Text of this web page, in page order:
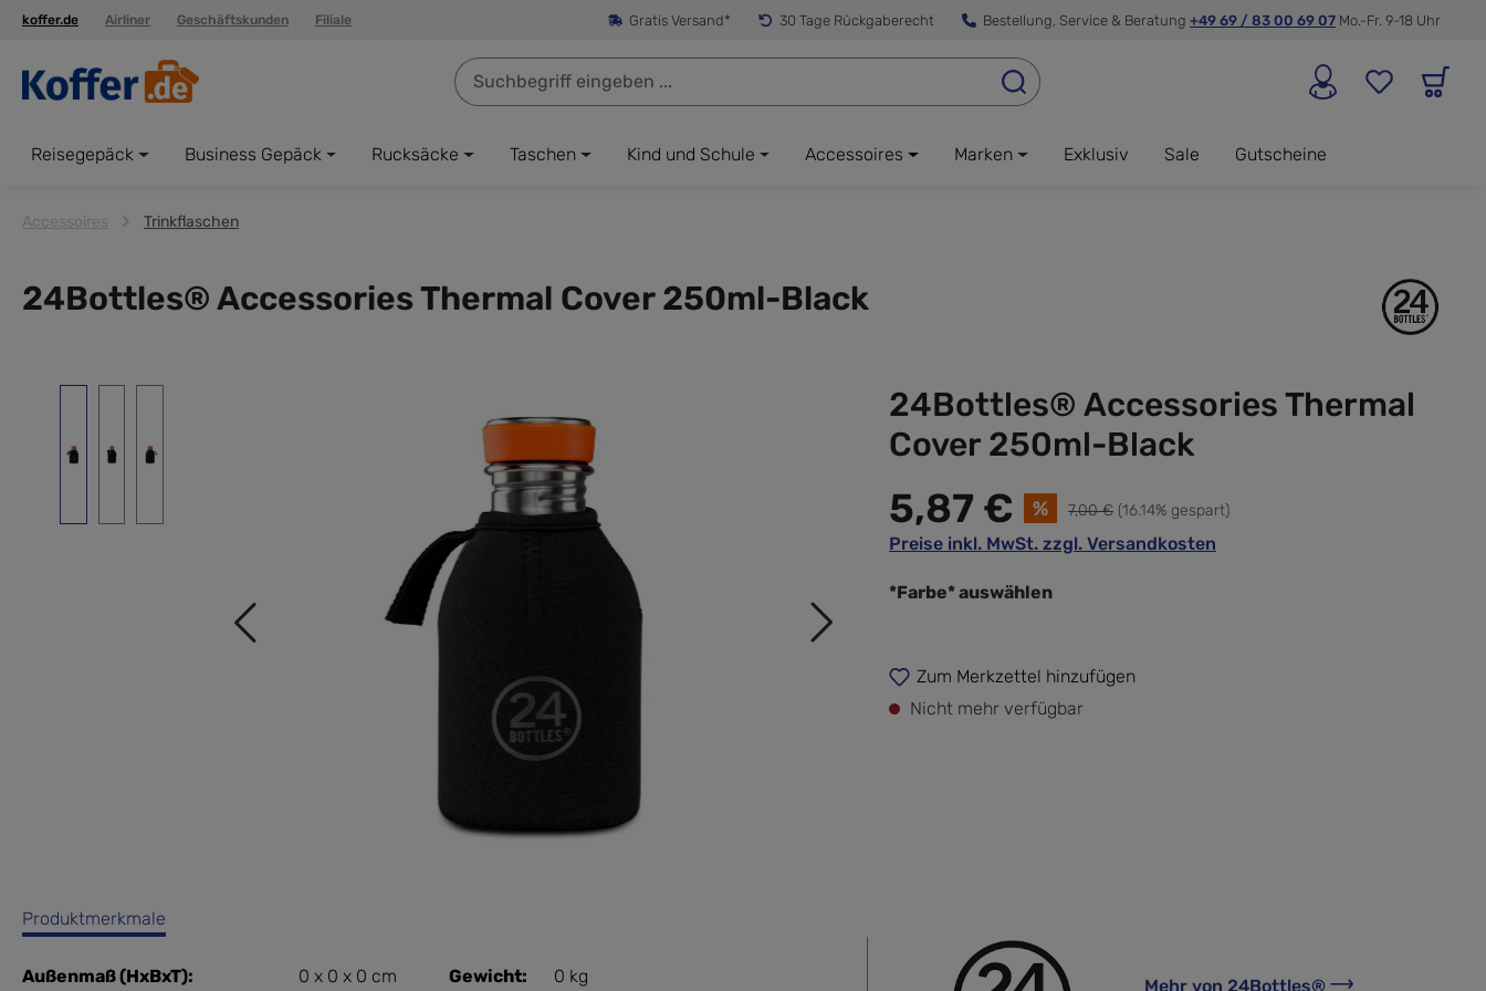
Zur Hauptnavigation springen
koffer.de Airliner Geschäftskunden Filiale Gratis Versand* 30 Tage Rückgaberecht Bestellung, Service & Beratung +49 69 / 83 00 69 07 Mo.-Fr. 9-18 Uhr
Reisegepäck Business Gepäck Rucksäcke Taschen Kind und Schule Accessoires Marken Exklusiv Sale Gutscheine
Accessoires Trinkflaschen
24Bottles® Accessories Thermal Cover 250ml-Black
24Bottles® Accessories Thermal
Cover 250ml-Black
5,87 € % 7,00 € (16.14% gespart)
Preise inkl. MwSt. zzgl. Versandkosten
*Farbe* auswählen
Zum Merkzettel hinzufügen
Nicht mehr verfügbar
Produktmerkmale
Außenmaß (HxBxT): 0 x 0 x 0 cm Gewicht: 0 kg Mehr von24Bottles®